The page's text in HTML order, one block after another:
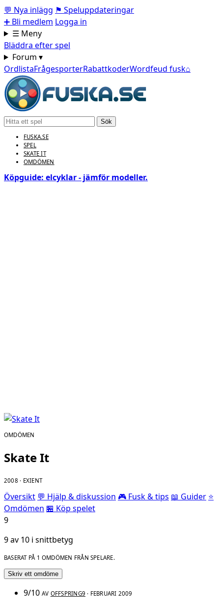
💬 Nya inlägg ⚑ Speluppdateringar
➕ Bli medlem Logga in
☰ Meny
Bläddra efter spel
Forum ▾
OrdlistaFrågesporterRabattkoderWordfeud fusk⌂
Sök
FUSKA.SE
SPEL
SKATE IT
OMDÖMEN
Köpguide: elcyklar - jämför modeller.
OMDÖMEN
Skate It
2008 · EXIENT
Översikt 💬 Hjälp & diskussion 🎮 Fusk & tips 📖 Guider ⭐
Omdömen 🏪 Köp spelet
9
9 av 10 i snittbetyg
BASERAT PÅ 1 OMDÖMEN FRÅN SPELARE.
Skriv ett omdöme
9/10 AV OFFSPRING9 · FEBRUARI 2009